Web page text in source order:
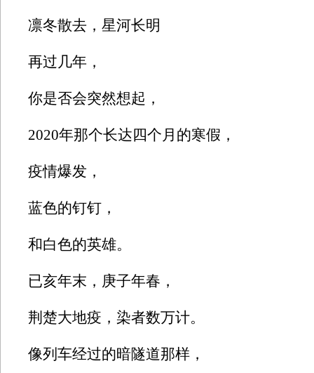
凛冬散去，星河长明
再过几年，
你是否会突然想起，
2020年那个长达四个月的寒假，
疫情爆发，
蓝色的钉钉，
和白色的英雄。
已亥年末，庚子年春，
荆楚大地疫，染者数万计。
像列车经过的暗隧道那样，